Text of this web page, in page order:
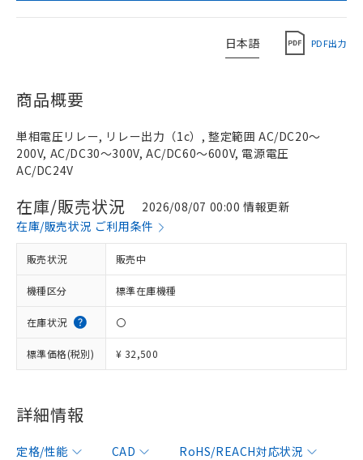
日本語 PDF出力
商品概要
単相電圧リレー, リレー出力（1c）, 整定範囲 AC/DC20～
200V, AC/DC30～300V, AC/DC60～600V, 電源電圧
AC/DC24V
在庫/販売状況
2026/08/07 00:00 情報更新
在庫/販売状況 ご利用条件
販売状況 販売中
機種区分 標準在庫機種
在庫状況 〇
標準価格(税別) ¥ 32,500
詳細情報
定格/性能 CAD
RoHS/REACH対応状況